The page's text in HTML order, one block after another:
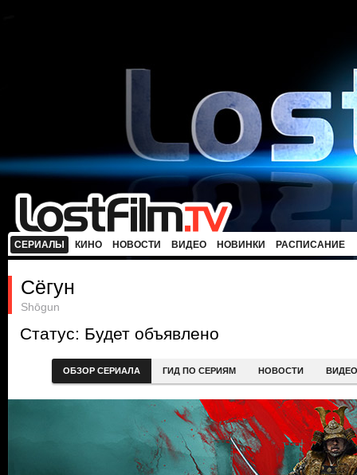
СЕРИАЛЫ КИНО НОВОСТИ ВИДЕО НОВИНКИ РАСПИСАНИЕ
Сёгун
Shōgun
Статус: Будет объявлено
ОБЗОР СЕРИАЛА ГИД ПО СЕРИЯМ НОВОСТИ ВИДЕО